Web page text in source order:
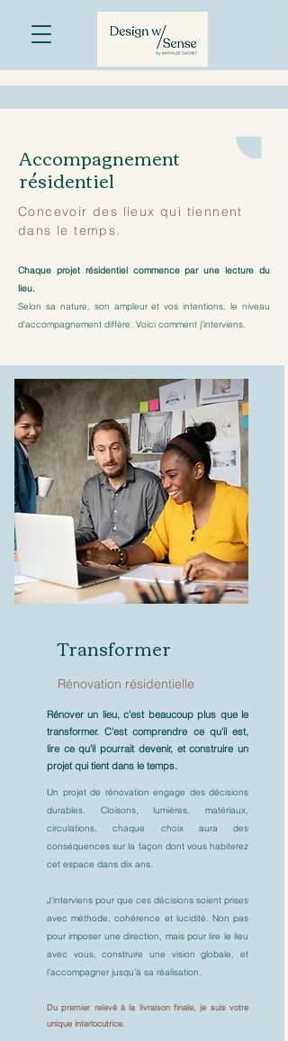
Accompagnement
résidentiel
Concevoir des lieux qui tiennent
dans le temps.
Chaque projet résidentiel commence par une lecture du
lieu.
Selon sa nature, son ampleur et vos intentions, le niveau
d'accompagnement diffère. Voici comment j'interviens.
Transformer
Rénovation résidentielle
Rénover un lieu, c'est beaucoup plus que le
transformer.C'est comprendre ce qu'il est,
lire ce qu'il pourrait devenir, et construire un
projet qui tient dans le temps.
Un projet de rénovation engage des décisions
durables. Cloisons, lumières, matériaux,
circulations, chaque choix aura des
conséquences sur la façon dont vous habiterez
cet espace dans dix ans.
J'interviens pour que ces décisions soient prises
avec méthode, cohérence et lucidité. Non pas
pour imposer une direction, mais pour lire le lieu
avec vous, construire une vision globale, et
l'accompagner jusqu'à sa réalisation.
Du premier relevé à la livraison finale, je suis votre
unique interlocutrice.